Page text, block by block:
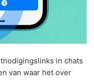
in chats
van waar het over